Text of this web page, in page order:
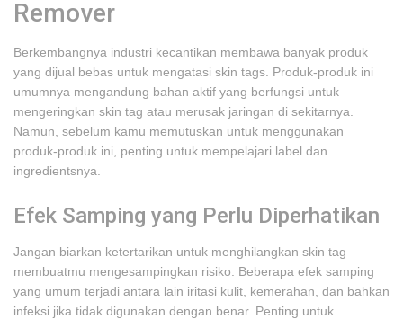
Remover
Berkembangnya industri kecantikan membawa banyak produk
yang dijual bebas untuk mengatasi skin tags. Produk-produk ini
umumnya mengandung bahan aktif yang berfungsi untuk
mengeringkan skin tag atau merusak jaringan di sekitarnya.
Namun, sebelum kamu memutuskan untuk menggunakan
produk-produk ini, penting untuk mempelajari label dan
ingredientsnya.
Efek Samping yang Perlu Diperhatikan
Jangan biarkan ketertarikan untuk menghilangkan skin tag
membuatmu mengesampingkan risiko. Beberapa efek samping
yang umum terjadi antara lain iritasi kulit, kemerahan, dan bahkan
infeksi jika tidak digunakan dengan benar. Penting untuk